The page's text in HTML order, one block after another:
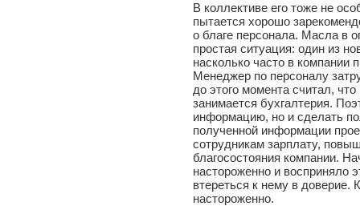
В коллективе его тоже не
пытается хорошо
о благе персонала. Масла в
простая ситуация: один из
насколько часто в компании
Менеджер по персоналу
до этого момента считал,
занимается бухгалтерия.
информацию, но и сделать
полученной информации
сотрудникам зарплату,
благосостояния компании.
настороженно и восприняло
втереться к нему в доверие.
настороженно.